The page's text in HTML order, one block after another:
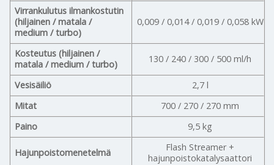
Virrankulutus ilmankostutin
(hiljainen / matala /
medium / turbo)
0,009 / 0,014 / 0,019 / 0,058 kW
Kosteutus (hiljainen /
matala / medium / turbo)
130 / 240 / 300 / 500 ml/h
Vesisäiliö
2,7 l
Mitat
700 / 270 / 270 mm
Paino
9,5 kg
Hajunpoistomenetelmä
Flash Streamer +
hajunpoistokatalysaattori